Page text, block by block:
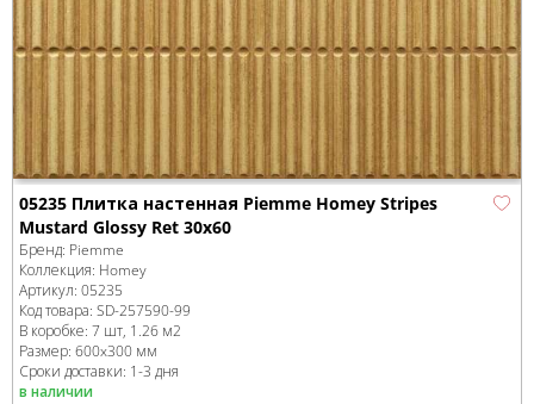
05235 Плитка настенная Piemme Homey Stripes
Mustard Glossy Ret 30x60
Бренд: Piemme
Коллекция: Homey
Артикул: 05235
Код товара: SD-257590-99
В коробке: 7 шт, 1.26 м2
Размер: 600x300 мм
Сроки доставки: 1-3 дня
в наличии